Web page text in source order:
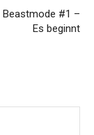
Beastmode #1 –
Es beginnt